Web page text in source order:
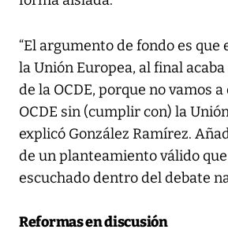
“El argumento de fondo es que
la Unión Europea, al final
de la OCDE, porque no vamos
OCDE sin (cumplir con) la
explicó González Ramírez.
de un planteamiento válido
escuchado dentro del debate
Reformas en discusión